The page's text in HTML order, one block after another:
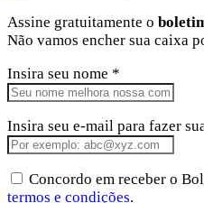
Assine gratuitamente o
Não vamos encher sua caixa
Insira seu nome *
Insira seu e-mail para fazer
Concordo em receber o
termos e condições.